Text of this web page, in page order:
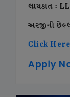
લાયકાત :
અરજીની
Click
Apply